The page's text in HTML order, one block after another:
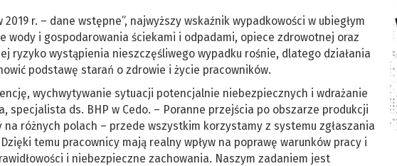
r. – dane wstępne”, najwyższy wskaźnik wypadkowości w ubiegłym
i gospodarowania ściekami i odpadami, opiece zdrowotnej oraz
ryzyko wystąpienia nieszczęśliwego wypadku rośnie, dlatego działania
podstawę starań o zdrowie i życie pracowników.
wychwytywanie sytuacji potencjalnie niebezpiecznych i wdrażanie
specjalista ds. BHP w Cedo. – Poranne przejścia po obszarze produkcji
różnych polach – przede wszystkim korzystamy z systemu zgłaszania
temu pracownicy mają realny wpływ na poprawę warunków pracy i
i niebezpieczne zachowania. Naszym zadaniem jest